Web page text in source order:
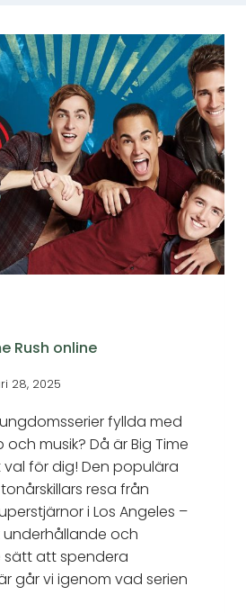
Rush online
28, 2025
fyllda med
musik? Då är Big Time
val för dig! Den populära
resa från
i Los Angeles –
och
att spendera
går vi igenom vad serien